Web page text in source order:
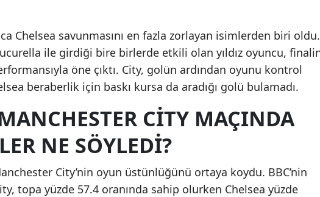
Chelsea savunmasını en fazla zorlayan isimlerden biri oldu.
ile girdiği bire birlerde etkili olan yıldız oyuncu,
öne çıktı. City, golün ardından oyunu kontrol
beraberlik için baskı kursa da aradığı golü bulamadı.
CITY MAÇINDA
NE SÖYLEDI?
City’nin oyun üstünlüğünü ortaya koydu. BBC’nin
topa yüzde 57.4 oranında sahip olurken Chelsea yüzde